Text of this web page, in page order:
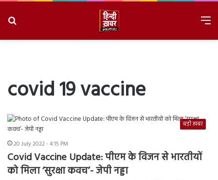
covid 19 vaccine
बड़ी ख़बर
20 July 2022 - 4:15 PM
Covid Vaccine Update: पीएम के विजन से भारतीयों
को मिला ‘सुरक्षा कवच’- जेपी नड्डा